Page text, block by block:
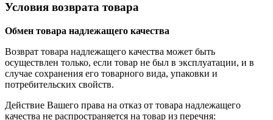
Условия возврата товара
Обмен товара надлежащего качества
Возврат товара надлежащего качества может быть
осуществлен только, если товар не был в эксплуатации, и в
случае сохранения его товарного вида, упаковки и
потребительских свойств.
Действие Вашего права на отказ от товара надлежащего
качества не распространяется на товар из перечня: